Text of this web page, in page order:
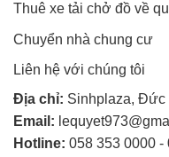
Thuê xe tải chở đồ về
Chuyển nhà chung cư
Liên hệ với chúng tôi
Địa chỉ: Sinhplaza, Đức
Email:
Hotline: 058 353 0000 -